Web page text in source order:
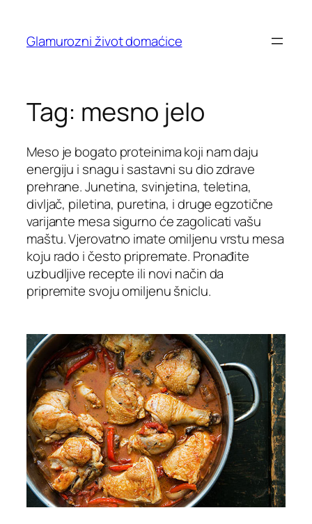
content
Glamurozni život domaćice
Tag: mesno jelo
Meso je bogato proteinima koji nam daju
energiju i snagu i sastavni su dio zdrave
prehrane. Junetina, svinjetina, teletina,
divljač, piletina, puretina, i druge egzotične
varijante mesa sigurno će zagolicati vašu
maštu. Vjerovatno imate omiljenu vrstu mesa
koju rado i često pripremate. Pronađite
uzbudljive recepte ili novi način da
pripremite svoju omiljenu šniclu.